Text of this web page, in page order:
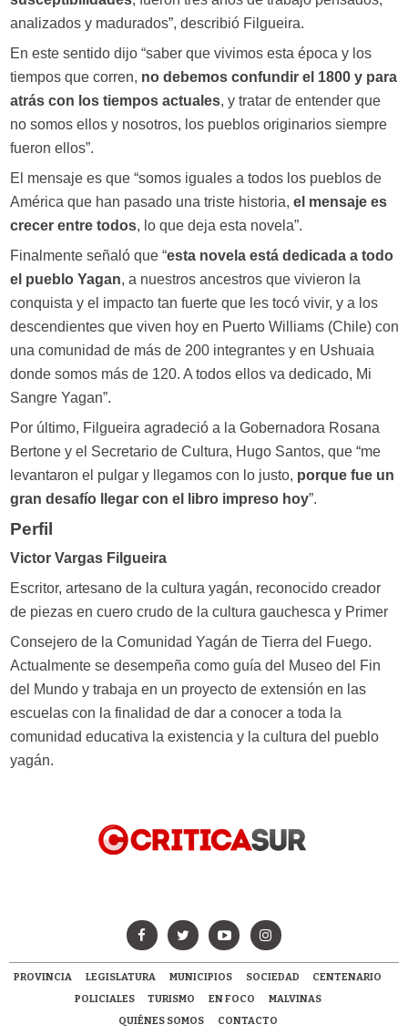
analizados y madurados”, describió Filgueira.
En este sentido dijo “saber que vivimos esta época y los
tiempos que corren, no debemos confundir el 1800 y para
atrás con los tiempos actuales, y tratar de entender que
no somos ellos y nosotros, los pueblos originarios siempre
fueron ellos”.
El mensaje es que “somos iguales a todos los pueblos de
América que han pasado una triste historia, el mensaje es
crecer entre todos, lo que deja esta novela”.
Finalmente señaló que “esta novela está dedicada a todo
el pueblo Yagan, a nuestros ancestros que vivieron la
conquista y el impacto tan fuerte que les tocó vivir, y a los
descendientes que viven hoy en Puerto Williams (Chile) con
una comunidad de más de 200 integrantes y en Ushuaia
donde somos más de 120. A todos ellos va dedicado, Mi
Sangre Yagan”.
Por último, Filgueira agradeció a la Gobernadora Rosana
Bertone y el Secretario de Cultura, Hugo Santos, que “me
levantaron el pulgar y llegamos con lo justo, porque fue un
gran desafío llegar con el libro impreso hoy”.
Perfil
Victor Vargas Filgueira
Escritor, artesano de la cultura yagán, reconocido creador
de piezas en cuero crudo de la cultura gauchesca y Primer
Consejero de la Comunidad Yagán de Tierra del Fuego.
Actualmente se desempeña como guía del Museo del Fin
del Mundo y trabaja en un proyecto de extensión en las
escuelas con la finalidad de dar a conocer a toda la
comunidad educativa la existencia y la cultura del pueblo
yagán.
PROVINCIA LEGISLATURA MUNICIPIOS SOCIEDAD
CENTENARIO
POLICIALES
TURISMO EN FOCO
MALVINAS
QUIÉNES SOMOS
CONTACTO